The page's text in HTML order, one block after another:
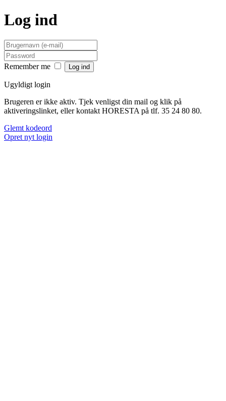
Log ind
Remember me
Ugyldigt login
Brugeren er ikke aktiv. Tjek venligst din mail og klik på
aktiveringslinket, eller kontakt HORESTA på tlf. 35 24 80 80.
Glemt kodeord
Opret nyt login